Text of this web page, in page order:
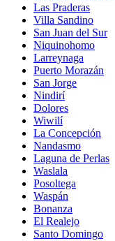
Las Praderas
Villa Sandino
San Juan del Sur
Niquinohomo
Larreynaga
Puerto Morazán
San Jorge
Nindirí
Dolores
Wiwilí
La Concepción
Nandasmo
Laguna de Perlas
Waslala
Posoltega
Waspán
Bonanza
El Realejo
Santo Domingo